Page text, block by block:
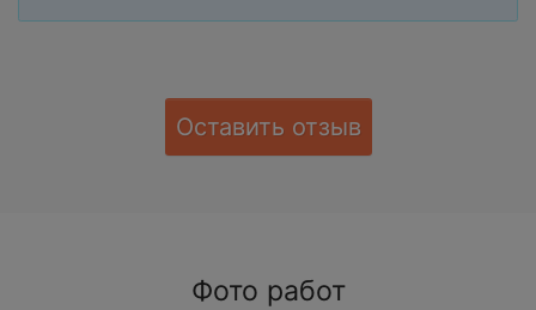
Оставить отзыв
Фото работ